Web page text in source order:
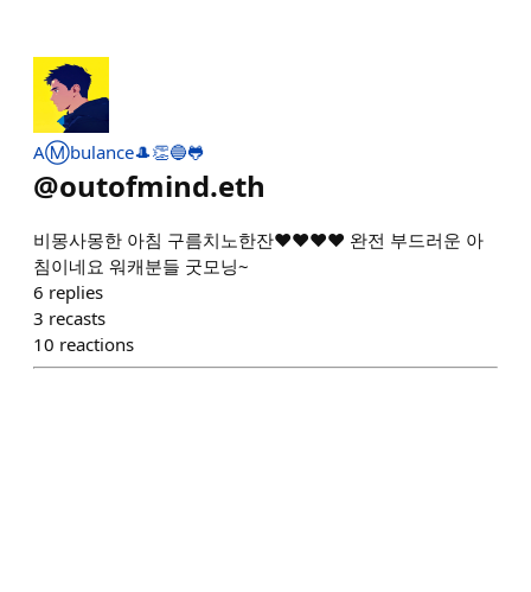
AⓂ️bulance🎩👏🔵🐸
@outofmind.eth
비몽사몽한 아침 구름치노한잔❤️❤️❤️❤️ 완전 부드러운 아
침이네요 워캐분들 굿모닝~
6 replies
3 recasts
10 reactions